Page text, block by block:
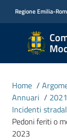
Regione Emilia-
Comune
di
CIVICA
MONET
Home /
Annuari /
Incidenti
Pedoni feriti o
2023